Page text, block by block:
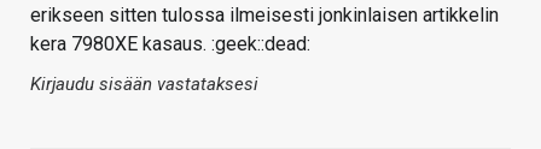
erikseen sitten tulossa ilmeisesti jonkinlaisen artikkelin
kera 7980XE kasaus. :geek::dead:
Kirjaudu sisään vastataksesi